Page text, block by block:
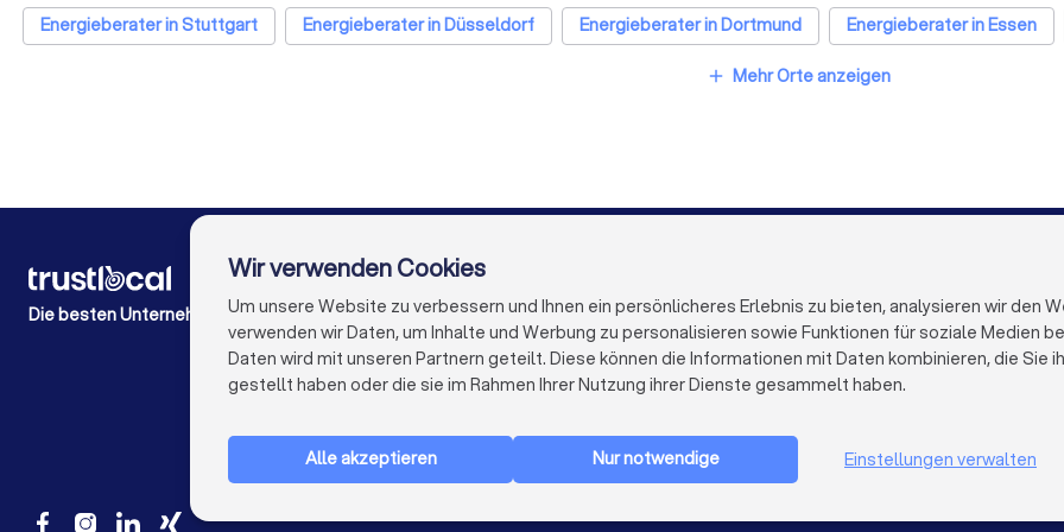
Energieberater in Stuttgart
Energieberater in Düsseldorf Energieberater in Dortmund Energieberater in Essen
Energieberater in Leipzig Energieberater in Duisburg
add Mehr Orte anzeigen
Die besten Unternehmen für Sie
FÜR PRIVATPERSONEN
Wie es funktioniert
Experten-Blogs
Kostenaufstellungen
Beschwerde über Firma
Studien & Einblicke
Firmenprofil löschen
Trustlocal Top Pro
Erfahrungen
Impulse
Über
Arbeiten bei
Kontakt
Datenschutz
Sitemap
Wir verwenden Cookies
Um unsere Website zu verbessern und Ihnen ein persönlicheres Erlebnis zu bieten, analysieren wir den
verwenden wir Daten, um Inhalte und Werbung zu personalisieren sowie Funktionen für soziale Medien
Daten wird mit unseren Partnern geteilt. Diese können die Informationen mit Daten kombinieren, die Sie
gestellt haben oder die sie im Rahmen Ihrer Nutzung ihrer Dienste gesammelt haben.
Alle akzeptieren Nur notwendige Einstellungen verwalten